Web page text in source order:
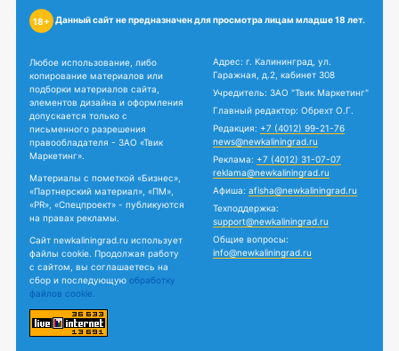
18+ Данный сайт не предназначен для просмотра лицам младше 18 лет.
Любое использование, либо
копирование материалов или
подборки материалов сайта,
элементов дизайна и оформления
допускается только с
письменного разрешения
правообладателя - ЗАО «Твик
Маркетинг».
Материалы с пометкой «Бизнес»,
«Партнерский материал», «ПМ»,
«PR», «Спецпроект» - публикуются
на правах рекламы.
Сайт newkaliningrad.ru использует
файлы cookie. Продолжая работу
с сайтом, вы соглашаетесь на
сбор и последующую обработку
файлов cookie.
Адрес: г. Калининград, ул.
Гаражная, д.2, кабинет 308
Учредитель: ЗАО "Твик Маркетинг"
Главный редактор: Обрехт О.Г.
Редакция: +7 (4012) 99-21-76
news@newkaliningrad.ru
Реклама: +7 (4012) 31-07-07
reklama@newkaliningrad.ru
Афиша: afisha@newkaliningrad.ru
Техподдержка:
support@newkaliningrad.ru
Общие вопросы:
info@newkaliningrad.ru